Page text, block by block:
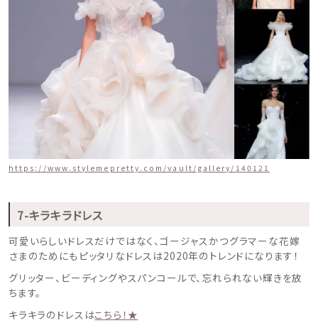
ウェディングマガジン
https://www.stylemepretty.com/vault/gallery/140121
7-キラキラドレス
可愛いらしいドレスだけではなく、ゴージャスかつグラマーな花嫁
さまのためにもピッタリなドレスは2020年のトレンドになります！
グリッター、ビーディングやスパンコールで、忘れられない輝きを放
ちます。
キラキラのドレスはこちら！★